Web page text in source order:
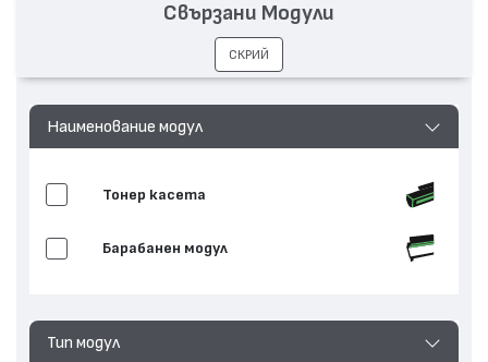
Наименование модул
Тонер касета
Барабанен модул
Тип модул
Свързани Модули
СКРИЙ